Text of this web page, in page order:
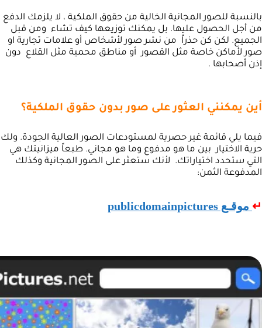
بالنسبة للصور المجانية الخالية من حقوق الملكية ، لا يلزمك الدفع
من أجل الحصول عليها. بل يمكنك توزيعها كيف تشاء ومن قبل
الجميع. لكن كن حذراً من نشر صور لأشخاص أو علامات تجارية او
صور لأماكن خاصة مثل القصور أو مناطق محمية مثل القلاع دون
إذن أصحابها .
أين يمكنني العثور على صور بدون حقوق الملكية؟
فيما يلي قائمة غير حصرية لمستودعات الصور العالية الجودة. ولك
حرية الاختيار بين ما هو مدفوع وما هو مجاني. طبعاً ميزانيتك هي
التي ستحدد اختياراتك. لأنك ستعثر على الصور المجانية وكذلك
المدفوعة الثمن:
↵ موقـع publicdomainpictures